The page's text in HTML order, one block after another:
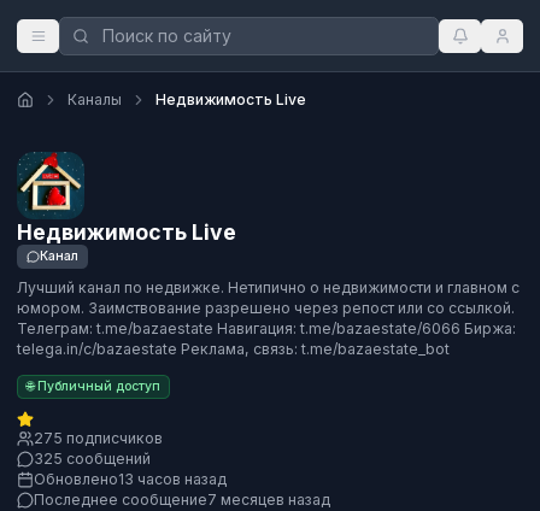
Каналы Недвижимость Live
Недвижимость Live
Канал
Лучший канал по недвижке. Нетипично о недвижимости и главном с
юмором. Заимствование разрешено через репост или со ссылкой.
Телеграм: t.me/bazaestate Навигация: t.me/bazaestate/6066 Биржа:
telega.in/c/bazaestate Реклама, связь: t.me/bazaestate_bot
🌐 Публичный доступ
275 подписчиков
325 сообщений
Обновлено13 часов назад
Последнее сообщение7 месяцев назад